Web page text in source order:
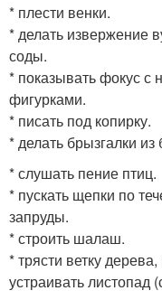
* плести венки.
* делать извержение
соды.
* показывать фокус
фигурками.
* писать под копирку.
* делать брызгалки
* слушать пение птиц.
* пускать щепки по
запруды.
* строить шалаш.
* трясти ветку
устраивать листопад